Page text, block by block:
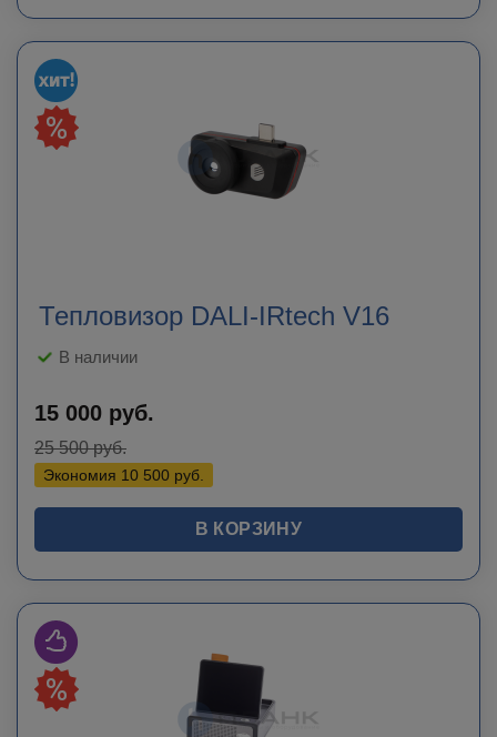
Тепловизор DALI-IRtech V16
В наличии
15 000 руб.
25 500руб.
Экономия 10 500 руб.
В КОРЗИНУ